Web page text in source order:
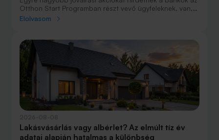
Otthon Start Programban részt vevő ügyfeleknek, van,
ahol összesen akár félmillió forint jóváírást is össze lehet
nagyobb jóváírásért?
Elolvasom
Lakásvásárlás vagy albérlet? Az elmúlt tíz év
adatai alapján hatalmas a különbség